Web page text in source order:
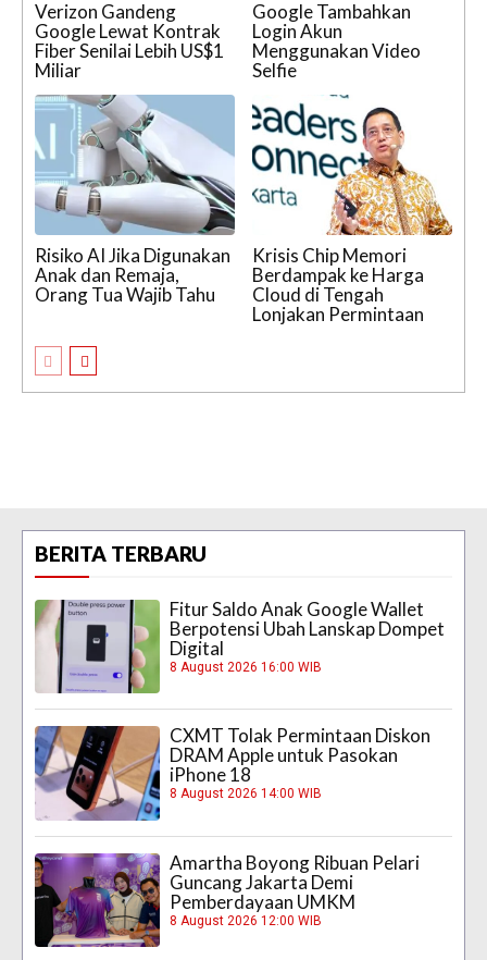
Verizon Gandeng
Google Lewat Kontrak
Fiber Senilai Lebih US$1
Miliar
Google Tambahkan
Login Akun
Menggunakan Video
Selfie
Risiko AI Jika Digunakan
Anak dan Remaja,
Orang Tua Wajib Tahu
Krisis Chip Memori
Berdampak ke Harga
Cloud di Tengah
Lonjakan Permintaan
BERITA TERBARU
Fitur Saldo Anak Google Wallet
Berpotensi Ubah Lanskap Dompet
Digital
8 August 2026 16:00 WIB
CXMT Tolak Permintaan Diskon
DRAM Apple untuk Pasokan
iPhone 18
8 August 2026 14:00 WIB
Amartha Boyong Ribuan Pelari
Guncang Jakarta Demi
Pemberdayaan UMKM
8 August 2026 12:00 WIB